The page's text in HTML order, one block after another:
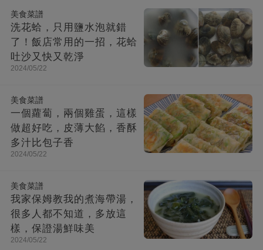
美食菜譜
洗花蛤，只用鹽水泡就錯
了！飯店常用的一招，花蛤
吐沙又快又乾淨
2024/05/22
美食菜譜
一個蘿蔔，兩個雞蛋，這樣
做超好吃，皮薄大餡，香酥
多汁比包子香
2024/05/22
美食菜譜
我家保姆教我的煮海帶湯，
很多人都不知道，多放這
樣，保證湯鮮味美
2024/05/22